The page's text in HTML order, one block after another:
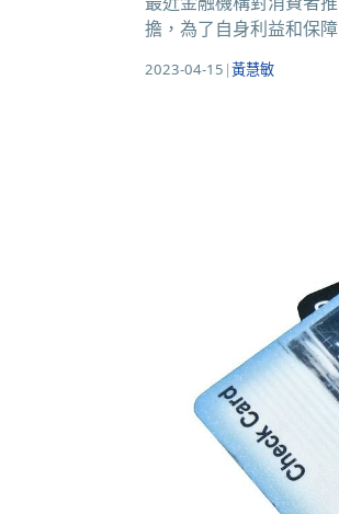
擔，為了自身利益和保
2023-04-15 |黃慧敏